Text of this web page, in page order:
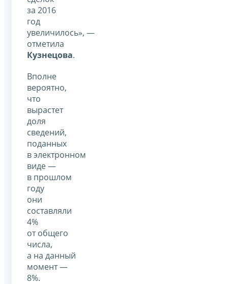
за 2016
год
увеличилось», —
отметила
Кузнецова.
Вполне
вероятно,
что
вырастет
доля
сведений,
поданных
в электронном
виде —
в прошлом
году
они
составляли
4%
от общего
числа,
а на данный
момент —
8%.